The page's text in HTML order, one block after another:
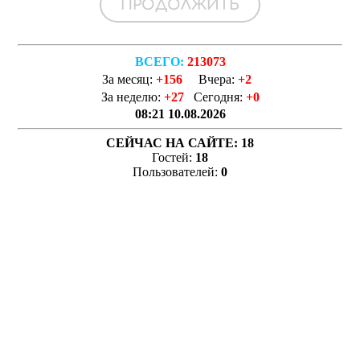
ВСЕГО: 213073
За месяц: +156 Вчера: +2
За неделю: +27 Сегодня: +0
08:21 10.08.2026
СЕЙЧАС НА САЙТЕ: 18
Гостей: 18
Пользователей: 0